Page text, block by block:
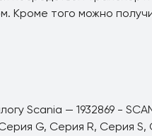
Кроме того можно
Scania — 1932869 -
G, Серия R, Серия